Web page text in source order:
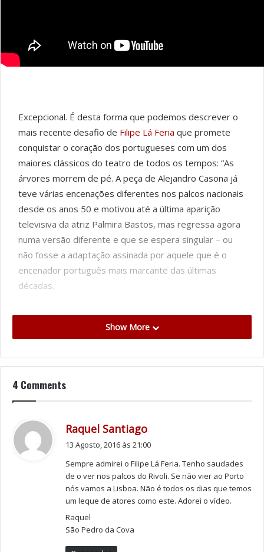
Excepcional. É desta forma que podemos descrever o
mais recente desafio de Filipe Lá Feria que promete
conquistar o coração dos portugueses com um dos
maiores clássicos do teatro de todos os tempos: “As
árvores morrem de pé. A peça de Alejandro Casona já
teve várias encenações diferentes nos palcos nacionais
desde os anos 50 e motivou até a última aparição
televisiva da atriz Palmira Bastos, mas regressa agora
numa versão diferente e que se espera singular – ou
não fosse a adaptação assinada por aquele que é o
encenador português mais marcante das últimas
décadas.
O espetáculo teve a sua estreia a 11 de agosto no
Teatro Politeama, em Lisboa, e recuperou frases
Manuela Maria também, já que as duas atrizes vão
como protagonistas da peça, em diferentes dias da
semana.
Ruy de Carvalho também integra o elenco, intercalando
a sua prestação com a de João d’Ávila, e pelo palco do
Politeama passam ainda atores conhecidos do grande
público como Maria João Abreu, Hugo Rendas, Ricardo
Castro,Carlos Paulo entre outros.
Show More
4 Comments
Raquel Santiago
:
13 Agosto, 2016 às 21:00
Sempre admirei o Filipe Lá Feria. Tenho saudades
de o ver nos palcos do Rivoli. Se não vier ao Porto
nós vamos a Lisboa. Não é todos os dias que temos
um leque de atores como este. Adorei o vídeo.
Raquel
São Pedro da Cova